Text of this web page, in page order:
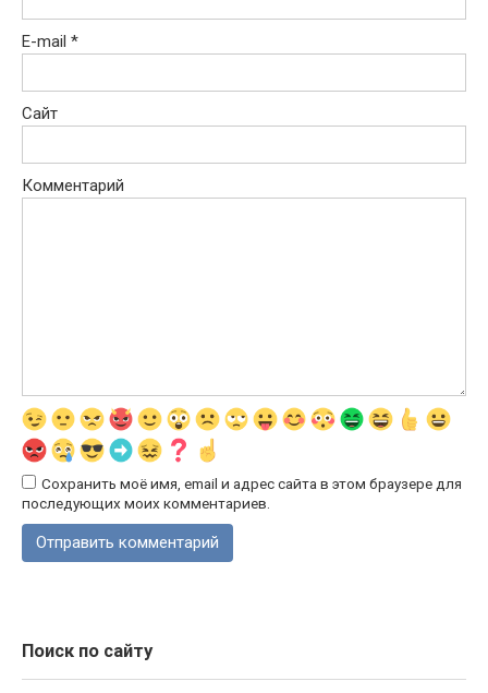
E-mail *
Сайт
Комментарий
Сохранить моё имя, email и адрес сайта в этом браузере для
последующих моих комментариев.
Поиск по сайту